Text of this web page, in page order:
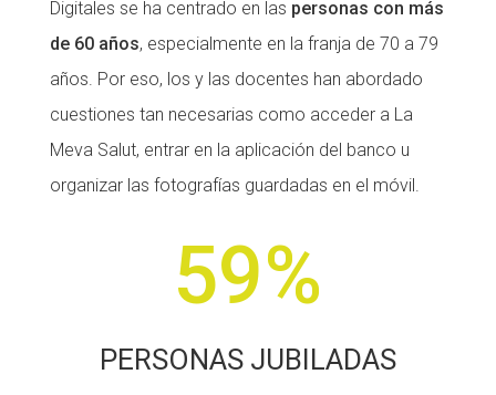
Digitales se ha centrado en las personas con más
de 60 años, especialmente en la franja de 70 a 79
años. Por eso, los y las docentes han abordado
cuestiones tan necesarias como acceder a La
Meva Salut, entrar en la aplicación del banco u
organizar las fotografías guardadas en el móvil.
59%
PERSONAS JUBILADAS